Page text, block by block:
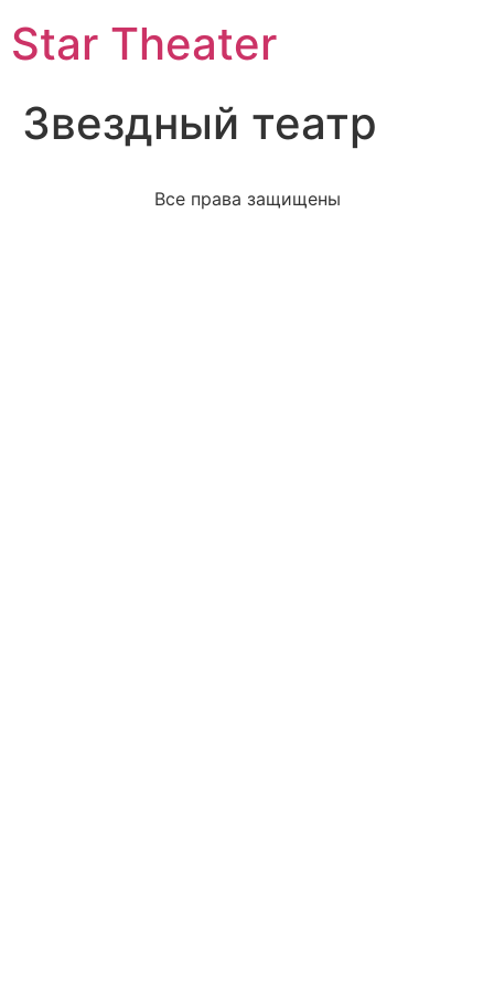
Star Theater
Звездный театр
Все права защищены